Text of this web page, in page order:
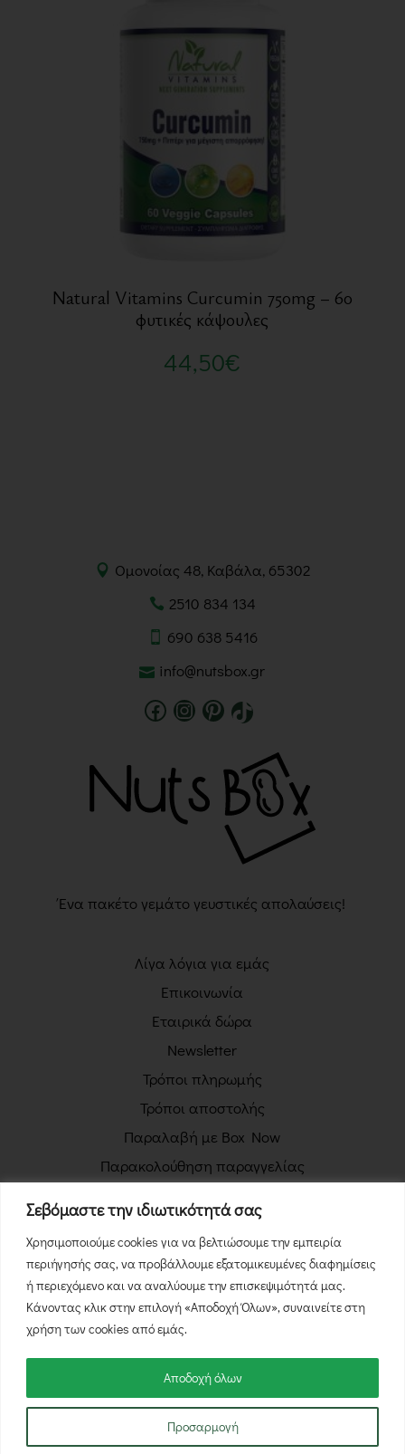
Σεβόμαστε την ιδιωτικότητά σας
Χρησιμοποιούμε cookies για να βελτιώσουμε την εμπειρία
περιήγησής σας, να προβάλλουμε εξατομικευμένες διαφημίσεις
ή περιεχόμενο και να αναλύουμε την επισκεψιμότητά μας.
Κάνοντας κλικ στην επιλογή «Αποδοχή Όλων», συναινείτε στη
χρήση των cookies από εμάς.
Προσαρμογή
Αποδοχή όλων
Natural Vitamins Curcumin 750mg – 60
φυτικές κάψουλες
44,50€
Ομονοίας 48, Καβάλα, 65302
2510 834 134
690 638 5416
info@nutsbox.gr
Ένα πακέτο γεμάτο γευστικές απολαύσεις!
Λίγα λόγια για εμάς
Επικοινωνία
Εταιρικά δώρα
Newsletter
Τρόποι πληρωμής
Τρόποι αποστολής
Παραλαβή με Box Now
Παρακολούθηση παραγγελίας
Όροι χρήσης
Πολιτική επιστροφών
Φόρμα Υπαναχώρησης
© 2026 NutsBox.gr - Με την επιφύλαξη κάθε νόμιμου
δικαιώματος.